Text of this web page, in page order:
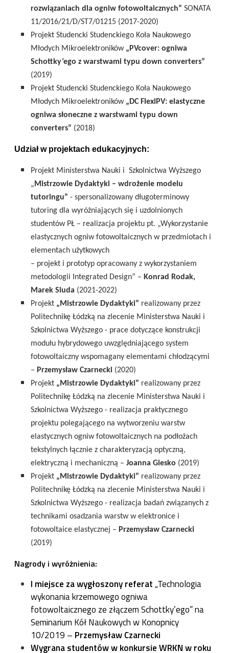
rozwiązaniach dla ogniw fotowoltaicznych” SONATA
11/2016/21/D/ST7/01215 (2017-2020)
Projekt Studencki Studenckiego Koła Naukowego
Młodych Mikroelektroników „PVcover: ogniwa
Schottky’ego z warstwami typu down converters”
(2019)
Projekt Studencki Studenckiego Koła Naukowego
Młodych Mikroelektroników „DC FlexiPV: elastyczne
ogniwa słoneczne z warstwami typu down
converters” (2018)
Udział w projektach edukacyjnych:
Projekt Ministerstwa Nauki i Szkolnictwa Wyższego
„ Mistrzowie Dydaktyki – wdrożenie modelu
tutoringu” - spersonalizowany długoterminowy
tutoring dla wyróżniających się i uzdolnionych
studentów PŁ – realizacja projektu pt. „Wykorzystanie
elastycznych ogniw fotowoltaicznych w przedmiotach i
elementach użytkowych
– projekt i prototyp opracowany z wykorzystaniem
metodologii Integrated Design” – Konrad Rodak,
Marek Siuda (2021-2022)
Projekt „Mistrzowie Dydaktyki” realizowany przez
Politechnikę Łódzką na zlecenie Ministerstwa Nauki i
Szkolnictwa Wyższego - prace dotyczące konstrukcji
modułu hybrydowego uwzględniającego system
fotowoltaiczny wspomagany elementami chłodzącymi
– Przemysław Czarnecki (2020)
Projekt „Mistrzowie Dydaktyki” realizowany przez
Politechnikę Łódzką na zlecenie Ministerstwa Nauki i
Szkolnictwa Wyższego - realizacja praktycznego
projektu polegającego na wytworzeniu warstw
elastycznych ogniw fotowoltaicznych na podłożach
tekstylnych łącznie z charakteryzacją optyczną,
elektryczną i mechaniczną – Joanna Giesko (2019)
Projekt „Mistrzowie Dydaktyki” realizowany przez
Politechnikę Łódzką na zlecenie Ministerstwa Nauki i
Szkolnictwa Wyższego - realizacja badań związanych z
technikami osadzania warstw w elektronice i
fotowoltaice elastycznej – Przemysław Czarnecki
(2019)
Nagrody i wyróżnienia:
I miejsce za wygłoszony referat„Technologia
wykonania krzemowego ogniwa
fotowoltaicznego ze złączem Schottky’ego” na
Seminarium Kół Naukowych w Konopnicy
10/2019 – Przemysław Czarnecki
Wygrana studentów w konkursie WRKN w roku